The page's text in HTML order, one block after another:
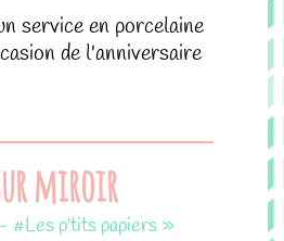
service en porcelaine
de l'anniversaire
miroir
- #Les p'tits papiers »